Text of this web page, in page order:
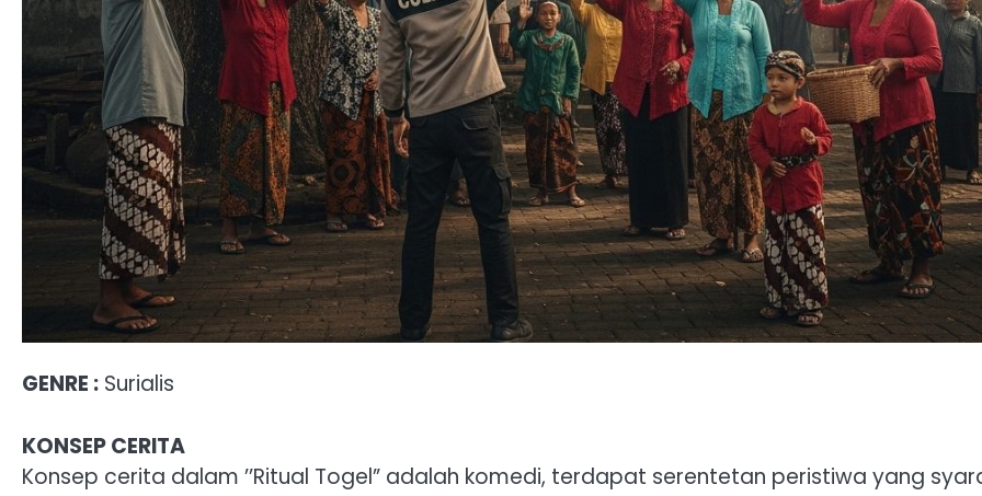
GENRE : Surialis
KONSEP CERITA
Konsep cerita dalam ’’Ritual Togel” adalah komedi, terdapat serentetan peristiwa yang